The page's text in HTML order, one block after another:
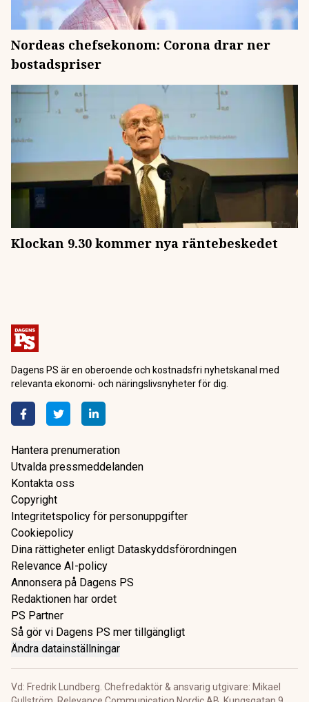
Nordeas chefsekonom: Corona drar ner
bostadspriser
Klockan 9.30 kommer nya räntebeskedet
Dagens PS är en oberoende och kostnadsfri nyhetskanal med
relevanta ekonomi- och näringslivsnyheter för dig.
Hantera prenumeration
Utvalda pressmeddelanden
Kontakta oss
Copyright
Integritetspolicy för personuppgifter
Cookiepolicy
Dina rättigheter enligt Dataskyddsförordningen
Relevance AI-policy
Annonsera på Dagens PS
Redaktionen har ordet
PS Partner
Så gör vi Dagens PS mer tillgängligt
Ändra datainställningar
Vd: Fredrik Lundberg. Chefredaktör & ansvarig utgivare: Mikael